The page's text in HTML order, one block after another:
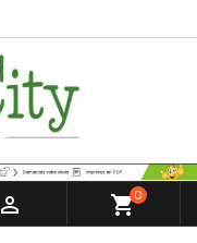
 shopping_cart0